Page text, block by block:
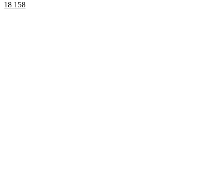
18 158